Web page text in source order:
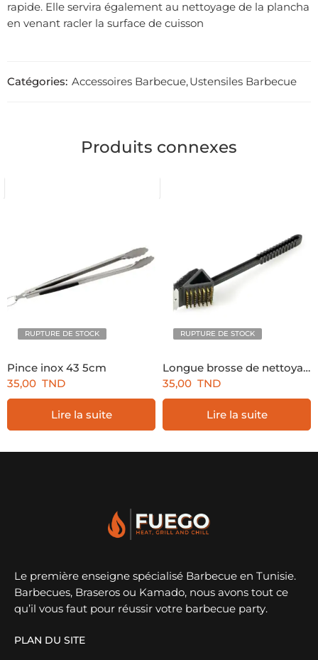
rapide. Elle servira également au nettoyage de la plancha
en venant racler la surface de cuisson
Catégories: Accessoires Barbecue,Ustensiles Barbecue
Produits connexes
Pince inox 43 5cm
RUPTURE DE STOCK
35,00 TND
Lire la suite
Longue brosse de nettoyage 3-en-1 noir
RUPTURE DE STOCK
35,00 TND
Lire la suite
Le première enseigne spécialisé Barbecue en Tunisie.
Barbecues, Braseros ou Kamado, nous avons tout ce
qu’il vous faut pour réussir votre barbecue party.
PLAN DU SITE